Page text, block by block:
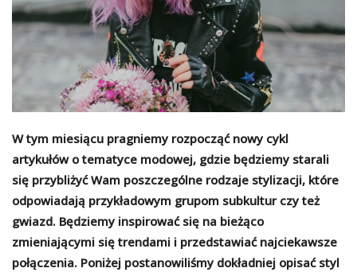
W tym miesiącu pragniemy rozpocząć nowy cykl
artykułów o tematyce modowej, gdzie będziemy starali
się przybliżyć Wam poszczególne rodzaje stylizacji, które
odpowiadają przykładowym grupom subkultur czy też
gwiazd. Będziemy inspirować się na bieżąco
zmieniającymi się trendami i przedstawiać najciekawsze
połączenia. Poniżej postanowiliśmy dokładniej opisać styl